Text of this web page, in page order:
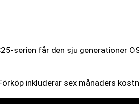
serien får den sju generationer
inkluderar sex månaders